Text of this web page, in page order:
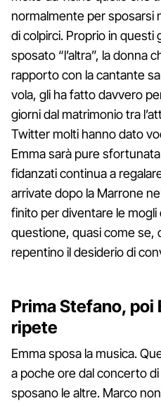
normalmente per sposarsi
di colpirci. Proprio in questi
sposato “l’altra”, la donna
rapporto con la cantante
vola, gli ha fatto davvero
giorni dal matrimonio tra
Twitter molti hanno dato
Emma sarà pure
fidanzati continua a
arrivate dopo la Marrone
finito per diventare le mogli
questione, quasi come se,
repentino il desiderio di
Prima Stefano, poi
ripete
Emma sposa la musica.
a poche ore dal concerto
sposano le altre. Marco